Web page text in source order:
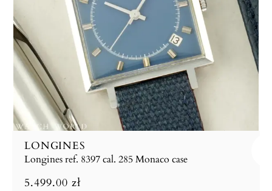
LONGINES
Longines ref. 8397 cal. 285 Monaco case
5.499.00 zł